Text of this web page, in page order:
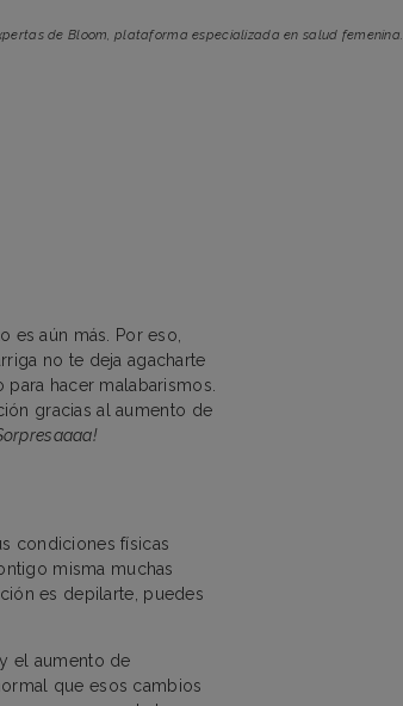
de Bloom, plataforma especializada en salud femenina.
aún más. Por eso,
no te deja agacharte
hacer malabarismos.
gracias al aumento de
condiciones físicas
misma muchas
es depilarte, puedes
el aumento de
que esos cambios